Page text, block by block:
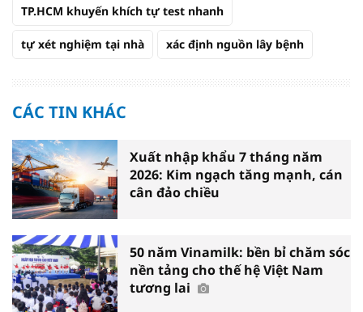
TP.HCM khuyến khích tự test nhanh
tự xét nghiệm tại nhà xác định nguồn lây bệnh
CÁC TIN KHÁC
Xuất nhập khẩu 7 tháng năm
2026: Kim ngạch tăng mạnh, cán
cân đảo chiều
50 năm Vinamilk: bền bỉ chăm sóc
nền tảng cho thế hệ Việt Nam
tương lai